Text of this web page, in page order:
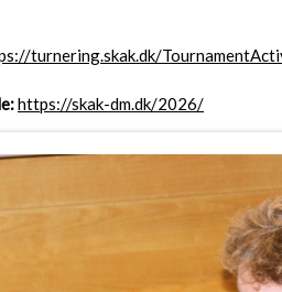
turnering.skak.dk/
https://skak-dm.dk/2026/